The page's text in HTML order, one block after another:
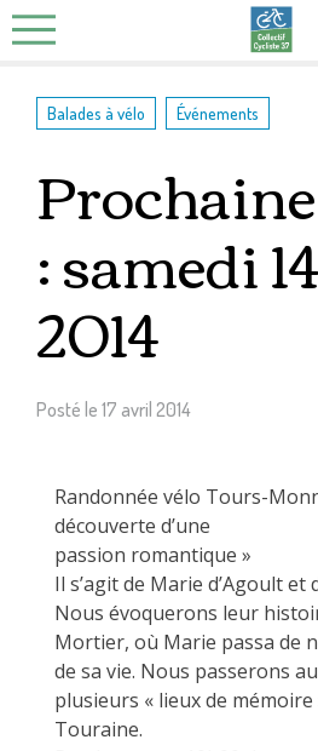
Skip
to
Balades à vélo Événements
: samedi
2014
Posté le 17 avril 2014
Randonnée vélo Tours-
découverte d’une
passion romantique »
Il s’agit de Marie d’Agoult et
Nous évoquerons leur
Mortier, où Marie passa de
de sa vie. Nous passerons
plusieurs « lieux de mémoire
Touraine.